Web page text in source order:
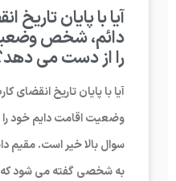
آیا با پایان تاریخ
دائم، شخص
را از دست می
آیا با پایان تاریخ
وضعیت اقامت دایم خود
به شخصی گفته می شود که